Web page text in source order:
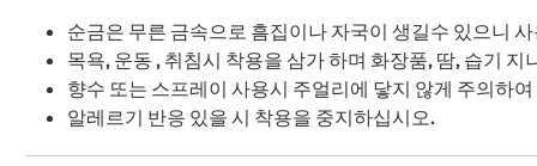
순금은 무른 금속으로 흠집이나 자국이 생길수 있으니
목욕, 운동 , 취침시 착용을 삼가 하며 화장품, 땀, 습기
향수 또는 스프레이 사용시 주얼리에 닿지 않게 주의하
알레르기 반응 있을 시 착용을 중지하십시오.